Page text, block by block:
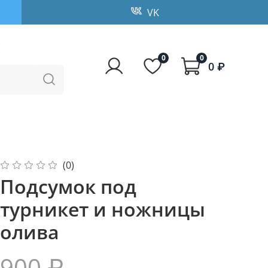
VK
0 0
0 ₽
(0)
Подсумок под
турникет и ножницы
олива